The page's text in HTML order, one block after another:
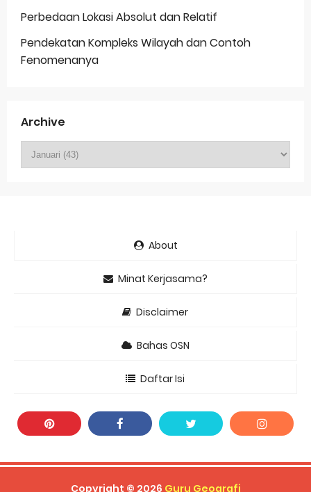
Perbedaan Lokasi Absolut dan Relatif
Pendekatan Kompleks Wilayah dan Contoh
Fenomenanya
Archive
About
Minat Kerjasama?
Disclaimer
Bahas OSN
Daftar Isi
Copyright © 2026 Guru Geografi